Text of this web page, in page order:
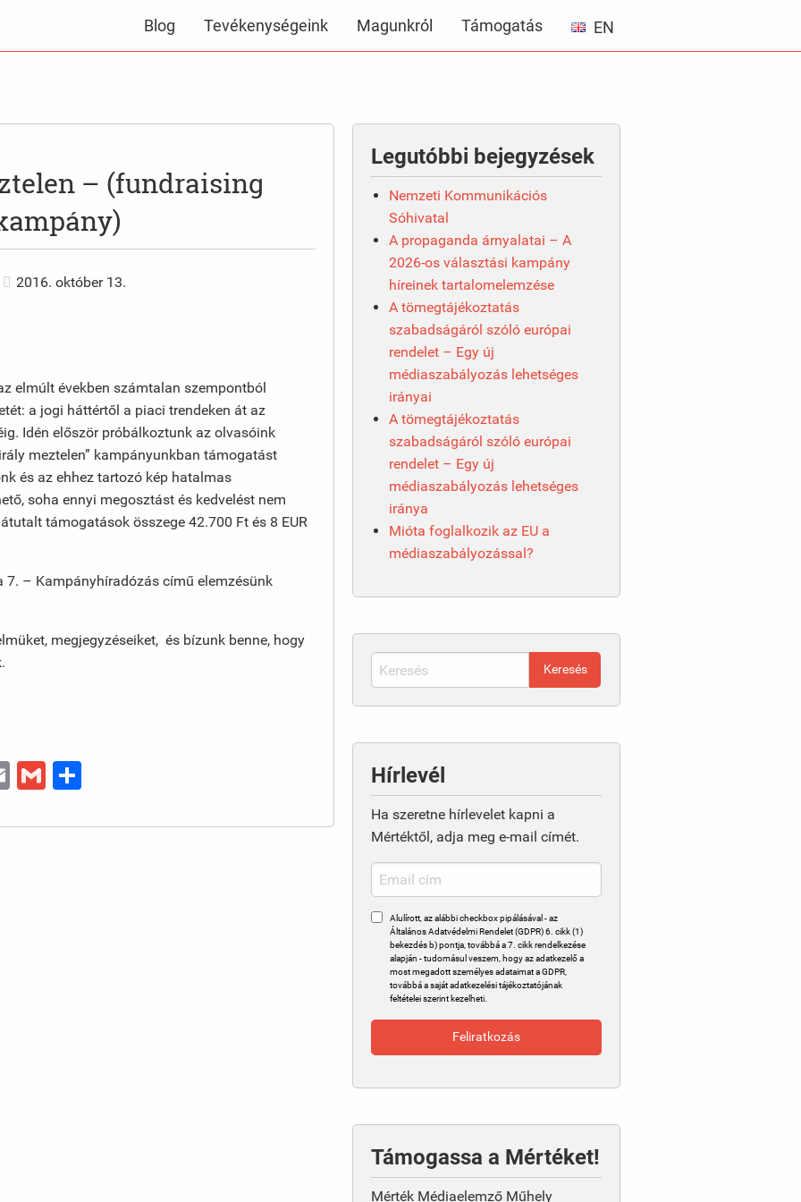
Blog Tevékenységeink Magunkról Támogatás EN
– (fundraising
2016. október 13.
elmúlt években számtalan szempontból
a jogi háttértől a piaci trendeken át az
Idén először próbálkoztunk az olvasóink
meztelen” kampányunkban támogatást
és az ehhez tartozó kép hatalmas
soha ennyi megosztást és kedvelést nem
támogatások összege 42.700 Ft és 8 EUR
7. – Kampányhíradózás című elemzésünk
megjegyzéseiket, és bízunk benne, hogy
EmailGmail
Legutóbbi bejegyzések
Nemzeti Kommunikációs
Sóhivatal
A propaganda árnyalatai – A
2026-os választási kampány
híreinek tartalomelemzése
A tömegtájékoztatás
szabadságáról szóló európai
rendelet – Egy új
médiaszabályozás lehetséges
irányai
A tömegtájékoztatás
szabadságáról szóló európai
rendelet – Egy új
médiaszabályozás lehetséges
iránya
Mióta foglalkozik az EU a
médiaszabályozással?
Hírlevél
Ha szeretne hírlevelet kapni a
Mértéktől, adja meg e-mail címét.
Alulírott, az alábbi checkbox pipálásával - az
Általános Adatvédelmi Rendelet (GDPR) 6. cikk (1)
bekezdés b) pontja, továbbá a 7. cikk rendelkezése
alapján - tudomásul veszem, hogy az adatkezelő a
most megadott személyes adataimat a GDPR,
továbbá a saját adatkezelési tájékoztatójának
feltételei szerint kezelheti.
Támogassa a Mértéket!
Mérték Médiaelemző Műhely